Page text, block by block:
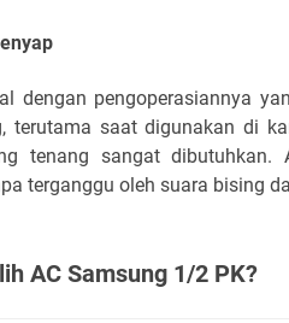
dengan pengoperasiannya
terutama saat digunakan di
tenang sangat dibutuhkan.
terganggu oleh suara bising
AC Samsung 1/2 PK?